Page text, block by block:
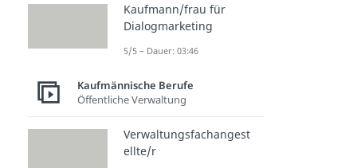
Kaufmann/frau für
Dialogmarketing
5/5 – Dauer: 03:46
Kaufmännische Berufe
Öffentliche Verwaltung
Verwaltungsfachangest
ellte/r